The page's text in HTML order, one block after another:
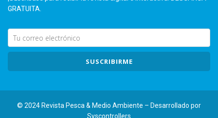
GRATUITA.
SUSCRIBIRME
© 2024 Revista Pesca & Medio Ambiente – Desarrollado por
Syscontrollers